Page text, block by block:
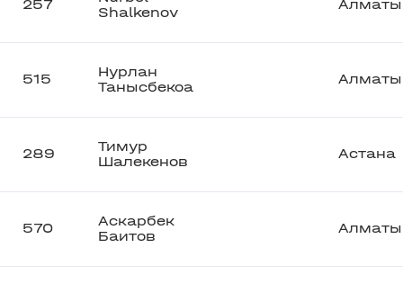
257
Shalkenov
Алматы
515
Нурлан
Танысбекоа
Алматы
289
Тимур
Шалекенов
Астана
570
Аскарбек
Баитов
Алматы